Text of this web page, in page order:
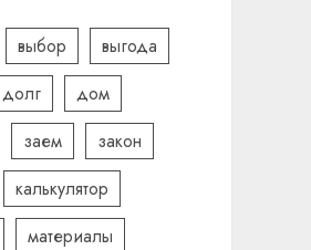
выбор
выгода
долг
дом
заем
закон
калькулятор
материалы